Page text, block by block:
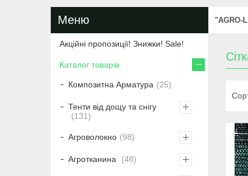
"AGRO-
Акційні пропозиції! Знижки! Sale!
Каталог товарів
Композитна Арматура 25
Тенти від дощу та снігу
131
Агроволокно 98
Агротканина 48